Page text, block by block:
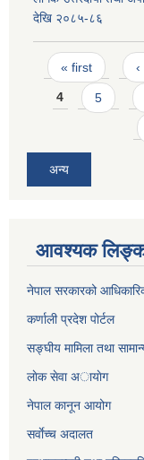
देखि २०८५-८६
Pages
« first
4 5
अन्य
आवश्यक
नेपाल सरकारको
कर्णाली प्रदेश पोर्टल
सङ्घीय मामिला तथा
लाेक सेवा अायाेग
नेपाल कानून आयोग
सर्वाेच्च अदालत